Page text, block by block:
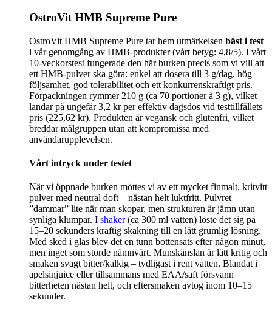
OstroVit HMB Supreme Pure
OstroVit HMB Supreme Pure tar hem utmärkelsen bäst i test
i vår genomgång av HMB-produkter (vårt betyg: 4,8/5). I vårt
10‑veckorstest fungerade den här burken precis som vi vill att
ett HMB‑pulver ska göra: enkel att dosera till 3 g/dag, hög
följsamhet, god tolerabilitet och ett konkurrenskraftigt pris.
Förpackningen rymmer 210 g (ca 70 portioner à 3 g), vilket
landar på ungefär 3,2 kr per effektiv dagsdos vid testtillfällets
pris (225,62 kr). Produkten är vegansk och glutenfri, vilket
breddar målgruppen utan att kompromissa med
användarupplevelsen.
Vårt intryck under testet
När vi öppnade burken möttes vi av ett mycket finmalt, kritvitt
pulver med neutral doft – nästan helt luktfritt. Pulvret
”dammar” lite när man skopar, men strukturen är jämn utan
synliga klumpar. I shaker(ca 300 ml vatten) löste det sig på
15–20 sekunders kraftig skakning till en lätt grumlig lösning.
Med sked i glas blev det en tunn bottensats efter någon minut,
men inget som störde nämnvärt. Munskänslan är lätt kritig och
smaken svagt bitter/kalkig – tydligast i rent vatten. Blandat i
apelsinjuice eller tillsammans med EAA/saft försvann
bitterheten nästan helt, och eftersmaken avtog inom 10–15
sekunder.